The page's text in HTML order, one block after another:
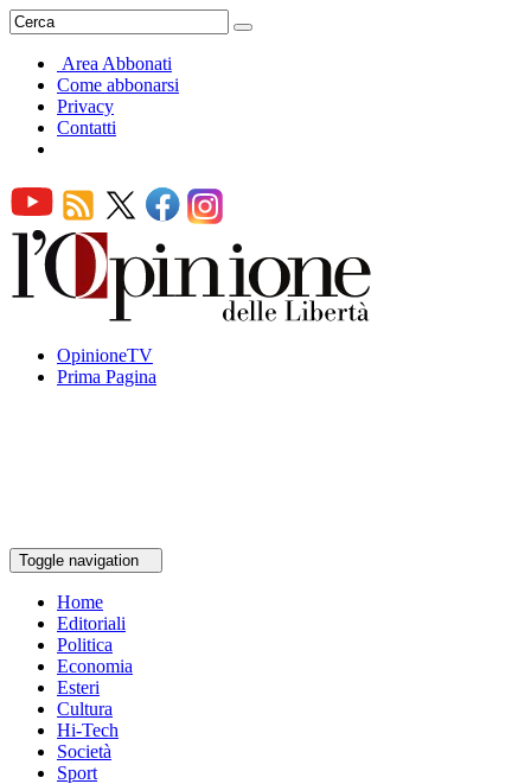
Area Abbonati
Come abbonarsi
Privacy
Contatti
OpinioneTV
Prima Pagina
Toggle navigation
Home
Editoriali
Politica
Economia
Esteri
Cultura
Hi-Tech
Società
Sport